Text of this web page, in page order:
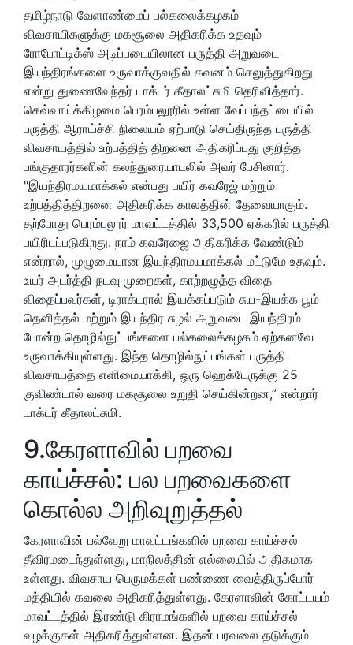
தமிழ்நாடு வேளாண்மைப் பல்கலைக்கழகம்
விவசாயிகளுக்கு மகசூலை அதிகரிக்க உதவும்
ரோபோட்டிக்ஸ் அடிப்படையிலான பருத்தி அறுவடை
இயந்திரங்களை உருவாக்குவதில் கவனம் செலுத்துகிறது
என்று துணைவேந்தர் டாக்டர் கீதாலட்சுமி தெரிவித்தார்.
செவ்வாய்க்கிழமை பெரம்பலூரில் உள்ள வேப்பந்தட்டையில்
பருத்தி ஆராய்ச்சி நிலையம் ஏற்பாடு செய்திருந்த பருத்தி
விவசாயத்தில் உற்பத்தித் திறனை அதிகரிப்பது குறித்த
பங்குதாரர்களின் கலந்துரையாடலில் அவர் பேசினார்.
"இயந்திரமயமாக்கல் என்பது பயிர் கவரேஜ் மற்றும்
உற்பத்தித்திறனை அதிகரிக்க காலத்தின் தேவையாகும்.
தற்போது பெரம்பலூர் மாவட்டத்தில் 33,500 ஏக்கரில் பருத்தி
பயிரிடப்படுகிறது. நாம் கவரேஜை அதிகரிக்க வேண்டும்
என்றால், முழுமையான இயந்திரமயமாக்கல் மட்டுமே உதவும்.
உயர் அடர்த்தி நடவு முறைகள், காற்றழுத்த விதை
விதைப்பவர்கள், டிராக்டரால் இயக்கப்படும் சுய-இயக்க பூம்
தெளித்தல் மற்றும் இயந்திர சுழல் அறுவடை இயந்திரம்
போன்ற தொழில்நுட்பங்களை பல்கலைக்கழகம் ஏற்கனவே
உருவாக்கியுள்ளது. இந்த தொழில்நுட்பங்கள் பருத்தி
விவசாயத்தை எளிமையாக்கி, ஒரு ஹெக்டேருக்கு 25
குவிண்டால் வரை மகசூலை உறுதி செய்கின்றன,” என்றார்
டாக்டர் கீதாலட்சுமி.
9.கேரளாவில் பறவை
காய்ச்சல்: பல பறவைகளை
கொல்ல அறிவுறுத்தல்
கேரளாவின் பல்வேறு மாவட்டங்களில் பறவை காய்ச்சல்
தீவிரமடைந்துள்ளது, மாநிலத்தின் எல்லையில் அதிகமாக
உள்ளது. விவசாய பெருமக்கள் பண்ணை வைத்திருப்போர்
மத்தியில் கவலை அதிகரித்துள்ளது. கேரளாவின் கோட்டயம்
மாவட்டத்தில் இரண்டு கிராமங்களில் பறவை காய்ச்சல்
வழக்குகள் அதிகரித்துள்ளன. இதன் பரவலை தடுக்கும்